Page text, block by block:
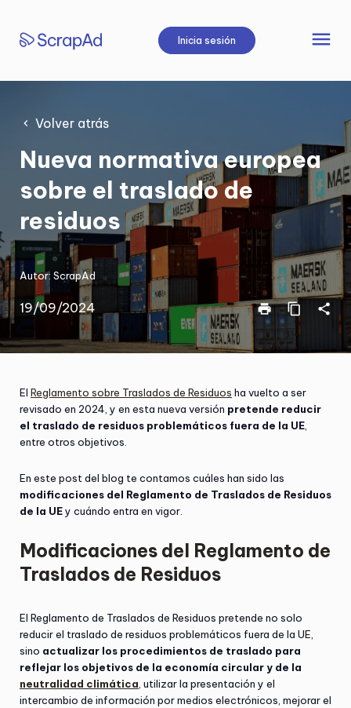
contenido
Inicia sesión menu
Volver atrás
Nueva normativa europea
sobre el traslado de
residuos
Autor: ScrapAd
19/09/2024 print content_copy share
El Reglamento sobre Traslados de Residuos ha vuelto a ser
revisado en 2024, y en esta nueva versión pretende reducir
el traslado de residuos problemáticos fuera de la UE
entre otros objetivos.
En este post del blog te contamos cuáles han sido las
modificaciones del Reglamento de Traslados de Residuos
de la UEy cuándo entra en vigor.
Modificaciones del Reglamento de
Traslados de Residuos
El Reglamento de Traslados de Residuos pretende no solo
reducir el traslado de residuos problemáticos fuera de la UE,
sino actualizar los procedimientos de traslado para
reflejar los objetivos de la economía circular y de la
neutralidad climática , utilizar la presentación y el
intercambio de información por medios electrónicos, mejorar el